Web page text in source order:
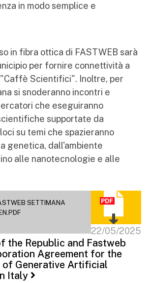
in modo semplice e
in fibra ottica di FASTWEB sarà
per fornire connettività a
Scientifici". Inoltre, per
si snoderanno incontri e
che eseguiranno
supportate da
su temi che spazieranno
genetica, dall'ambiente
alle nanotecnologie e alle
SETTIMANA
22/05/2025
the Republic and Fastweb
Agreement for the
of Generative Artificial
Italy